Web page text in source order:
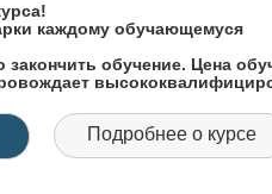
каждому обучающемуся
обучение. Цена
Подробнее о курсе